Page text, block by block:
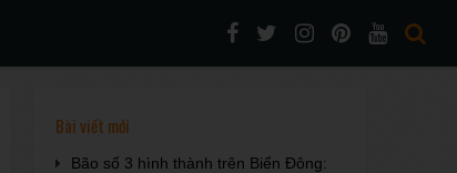
Bài viết mới
Bão số 3 hình thành trên Biển Đông: